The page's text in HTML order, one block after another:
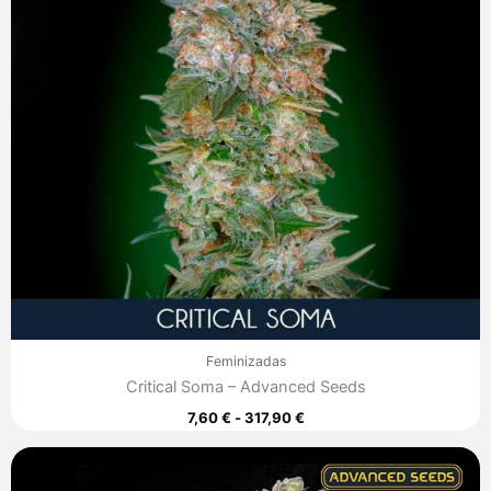
Feminizadas
Critical Soma – Advanced Seeds
7,60€ - 317,90€
de